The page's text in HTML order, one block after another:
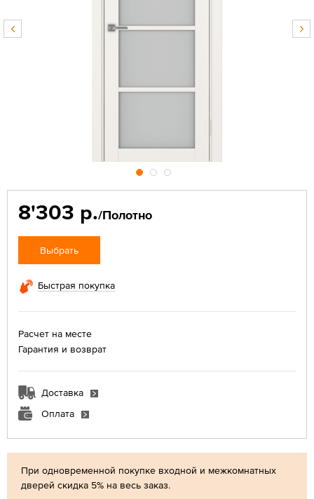
При одновременной покупке входной и межкомнатных
дверей скидка 5% на весь заказ.
8'303 р./Полотно
Выбрать
Быстрая покупка
Расчет на месте
Гарантия и возврат
Доставка
Оплата